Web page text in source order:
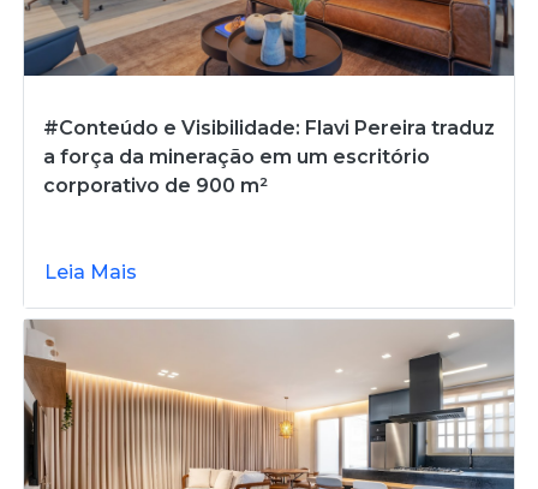
#Conteúdo e Visibilidade: Flavi Pereira traduz
a força da mineração em um escritório
corporativo de 900 m²
Leia Mais